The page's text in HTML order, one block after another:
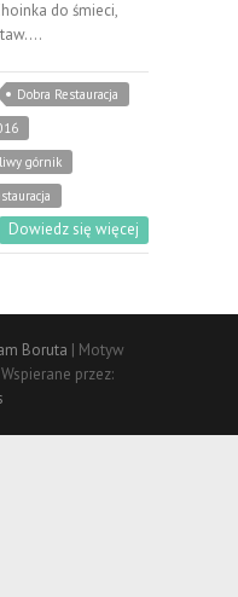
do śmieci,
Dobra Restauracja
górnik
Dowiedz się więcej
Boruta | Motyw
przez: